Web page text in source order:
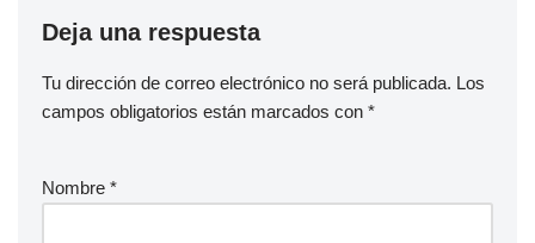
Deja una respuesta
Tu dirección de correo electrónico no será publicada. Los
campos obligatorios están marcados con *
Nombre *